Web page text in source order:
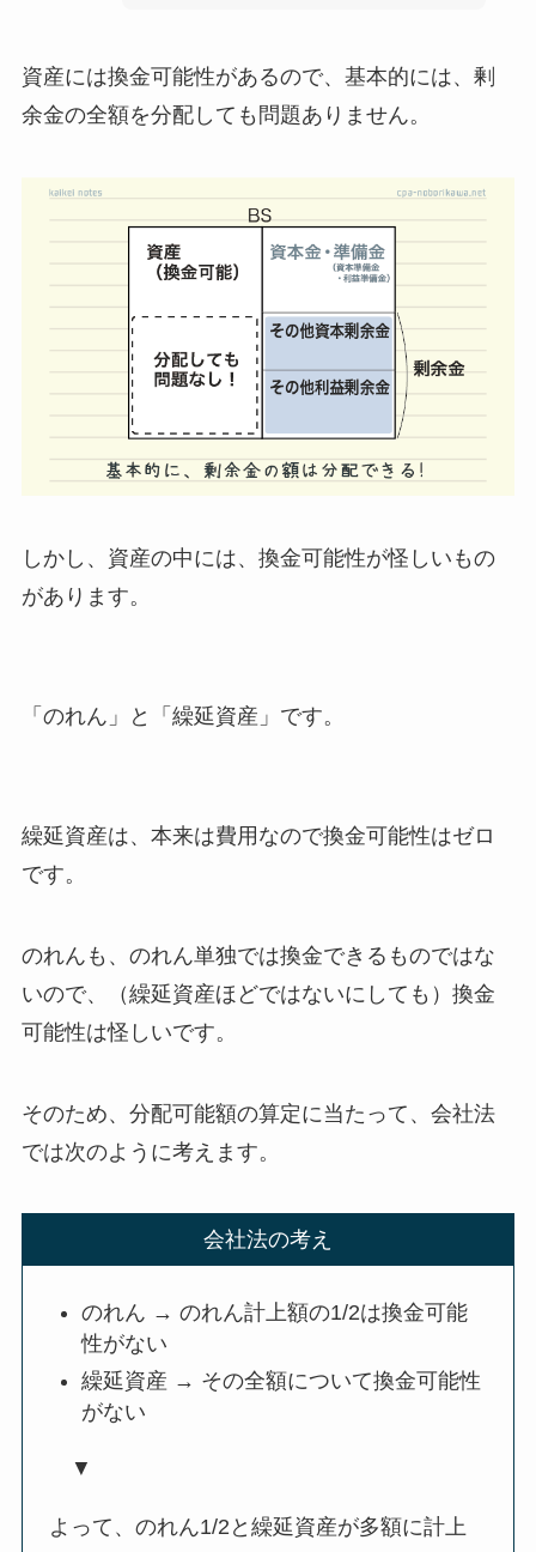
資産には換金可能性があるので、基本的には、剰
余金の全額を分配しても問題ありません。
しかし、 資産の中には、換金可能性が怪しいもの
があります。
「のれん」と「繰延資産」です。
繰延資産は、本来は費用なので換金可能性はゼロ
です。
のれんも、のれん単独では換金できるものではな
いので、（繰延資産ほどではないにしても）換金
可能性は怪しいです。
そのため、分配可能額の算定に当たって、会社法
では次のように考えます。
会社法の考え
のれん → のれん計上額の1/2は換金可能
性がない
繰延資産 → その全額について換金可能性
がない
▼
よって、のれん1/2と繰延資産が多額に計上